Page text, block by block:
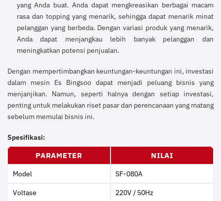
yang Anda buat. Anda dapat mengkreasikan berbagai macam
rasa dan topping yang menarik, sehingga dapat menarik minat
pelanggan yang berbeda. Dengan variasi produk yang menarik,
Anda dapat menjangkau lebih banyak pelanggan dan
meningkatkan potensi penjualan.
Dengan mempertimbangkan keuntungan-keuntungan ini, investasi
dalam mesin Es Bingsoo dapat menjadi peluang bisnis yang
menjanjikan. Namun, seperti halnya dengan setiap investasi,
penting untuk melakukan riset pasar dan perencanaan yang matang
sebelum memulai bisnis ini.
Spesifikasi:
PARAMETER
NILAI
Model SF-080A
Voltase 220V / 50Hz